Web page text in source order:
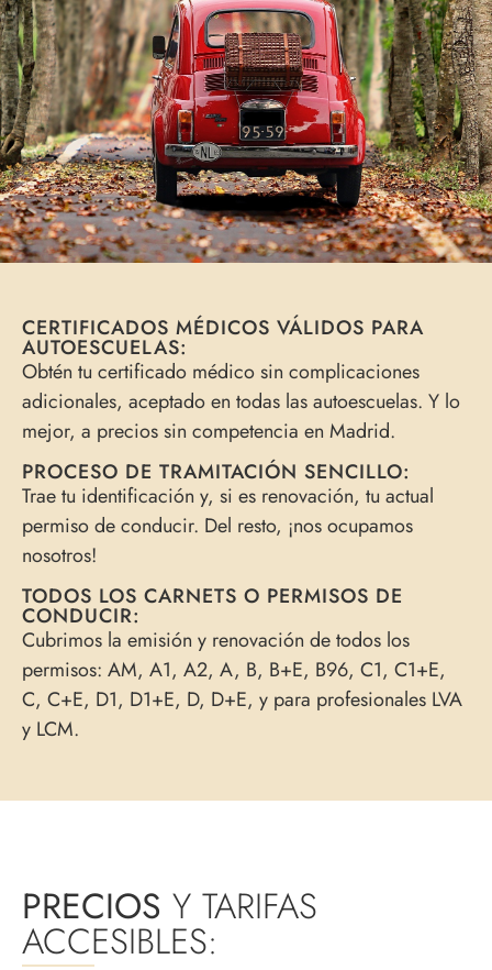
CERTIFICADOS MÉDICOS VÁLIDOS PARA
AUTOESCUELAS:
Obtén tu certificado médico sin complicaciones
adicionales, aceptado en todas las autoescuelas. Y lo
mejor, a precios sin competencia en Madrid.
PROCESO DE TRAMITACIÓN SENCILLO:
Trae tu identificación y, si es renovación, tu actual
permiso de conducir. Del resto, ¡nos ocupamos
nosotros!
TODOS LOS CARNETS O PERMISOS DE
CONDUCIR:
Cubrimos la emisión y renovación de todos los
permisos: AM, A1, A2, A, B, B+E, B96, C1, C1+E,
C, C+E, D1, D1+E, D, D+E, y para profesionales LVA
y LCM.
PRECIOS Y TARIFAS
ACCESIBLES: